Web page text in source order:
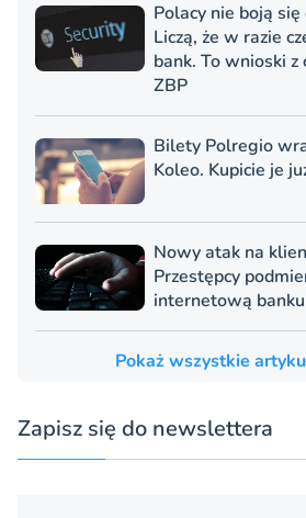
Polacy nie boją
Liczą, że w razie
bank. To wnioski
ZBP
Bilety Polregio
Koleo. Kupicie je
Nowy atak na
Przestępcy
internetową banku
Pokaż wszystkie
Zapisz się do newslettera